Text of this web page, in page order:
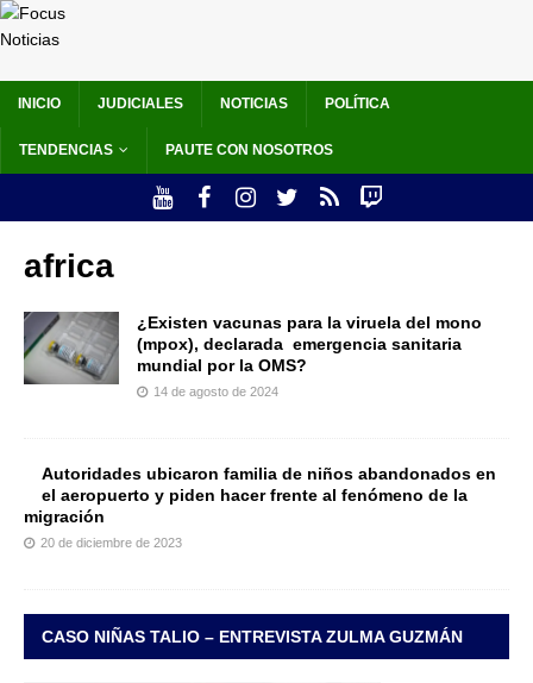
INICIO JUDICIALES NOTICIAS POLÍTICA
TENDENCIAS PAUTE CON NOSOTROS
africa
¿Existen vacunas para la viruela del mono
(mpox), declarada emergencia sanitaria
mundial por la OMS?
14 de agosto de 2024
Autoridades ubicaron familia de niños abandonados en
el aeropuerto y piden hacer frente al fenómeno de la
migración
20 de diciembre de 2023
CASO NIÑAS TALIO – ENTREVISTA ZULMA GUZMÁN